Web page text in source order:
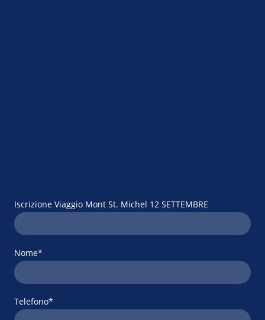
Iscrizione Viaggio Mont St. Michel 12 SETTEMBRE
Nome*
Telefono*